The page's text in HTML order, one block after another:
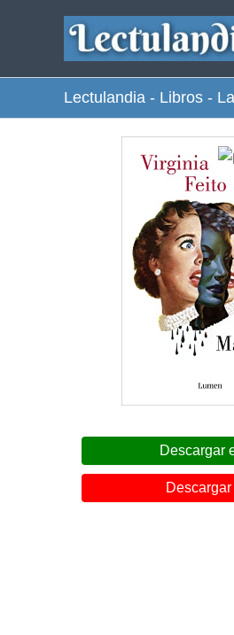
contenido
Lectulandia - Libros -
Descargar